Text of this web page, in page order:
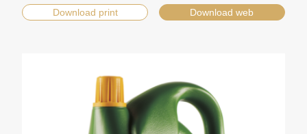
Download print
Download web